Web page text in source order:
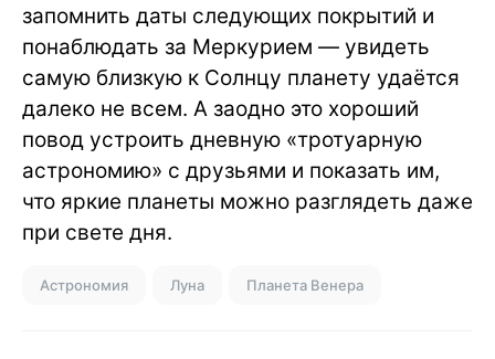
запомнить даты следующих покрытий и
понаблюдать за Меркурием — увидеть
самую близкую к Солнцу планету удаётся
далеко не всем. А заодно это хороший
повод устроить дневную «тротуарную
астрономию» с друзьями и показать им,
что яркие планеты можно разглядеть даже
при свете дня.
Астрономия Луна Планета Венера